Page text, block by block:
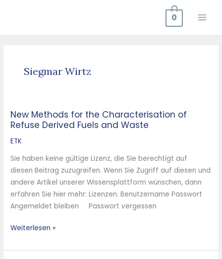
0
Siegmar Wirtz
New Methods for the Characterisation of
Refuse Derived Fuels and Waste
ETK
Sie haben keine gültige Lizenz, die Sie berechtigt auf
diesen Beitrag zuzugreifen. Wenn Sie Zugriff auf diesen und
andere Artikel unserer Wissensplattform wünschen, dann
erfahren Sie hier mehr: Lizenzen. Benutzername Passwort
Angemeldet bleiben Passwort vergessen
New
Methods
for
Characterisation
of
Refuse
Derived
Fuels
Weiterlesen »